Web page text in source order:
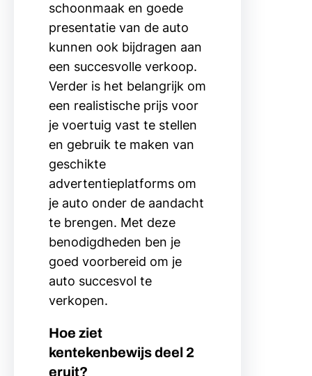
schoonmaak en goede
presentatie van de auto
kunnen ook bijdragen aan
een succesvolle verkoop.
Verder is het belangrijk om
een realistische prijs voor
je voertuig vast te stellen
en gebruik te maken van
geschikte
advertentieplatforms om
je auto onder de aandacht
te brengen. Met deze
benodigdheden ben je
goed voorbereid om je
auto succesvol te
verkopen.
Hoe ziet
kentekenbewijs deel 2
eruit?